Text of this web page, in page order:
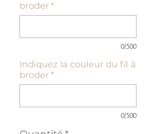
broder*
0/500
Indiquez la couleur du fil à
broder*
0/500